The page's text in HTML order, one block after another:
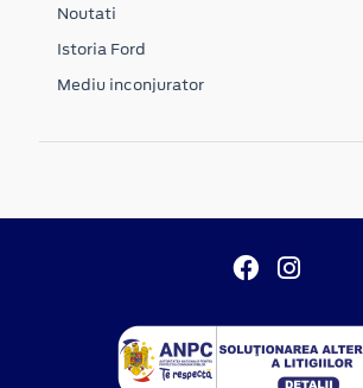
Noutati
Istoria Ford
Mediu inconjurator